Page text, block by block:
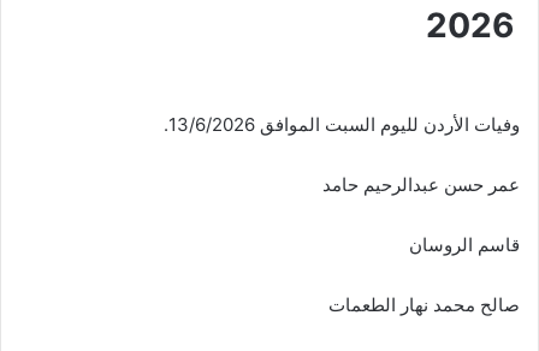
2026
وفيات الأردن لليوم السبت الموافق 13/6/2026.
عمر حسن عبدالرحيم حامد
قاسم الروسان
صالح محمد نهار الطعمات